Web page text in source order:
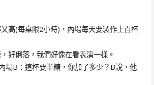
高(每桌限2小時)，內場每天要製作上百杯
好俐落，我們好像在看表演一樣。
場B：這杯要半糖，你加了多少？B說，他